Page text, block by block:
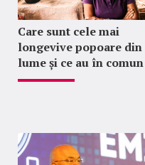
Care sunt cele mai
longevive popoare din
lume și ce au în comun